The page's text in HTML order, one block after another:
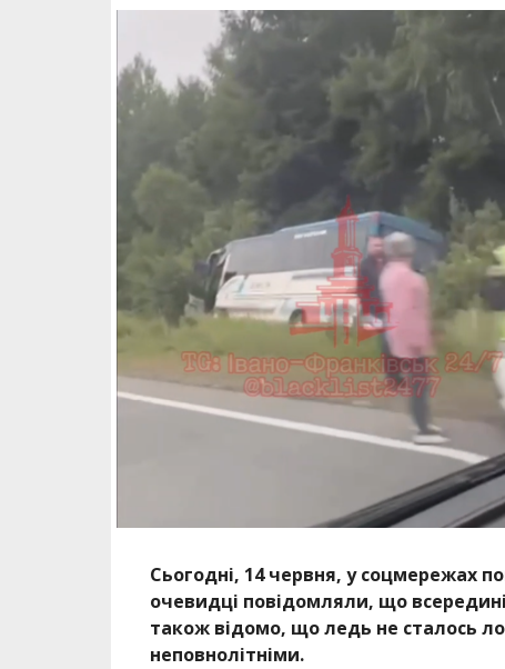
Сьогодні, 14 червня, у соцмережах
очевидці повідомляли, що
також відомо, що ледь не сталось
неповнолітніми.